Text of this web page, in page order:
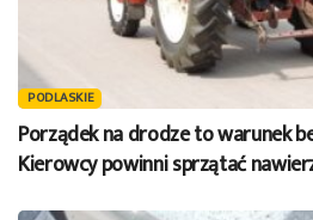
PODLASKIE
Porządek na drodze to warunek
Kierowcy powinni sprzątać